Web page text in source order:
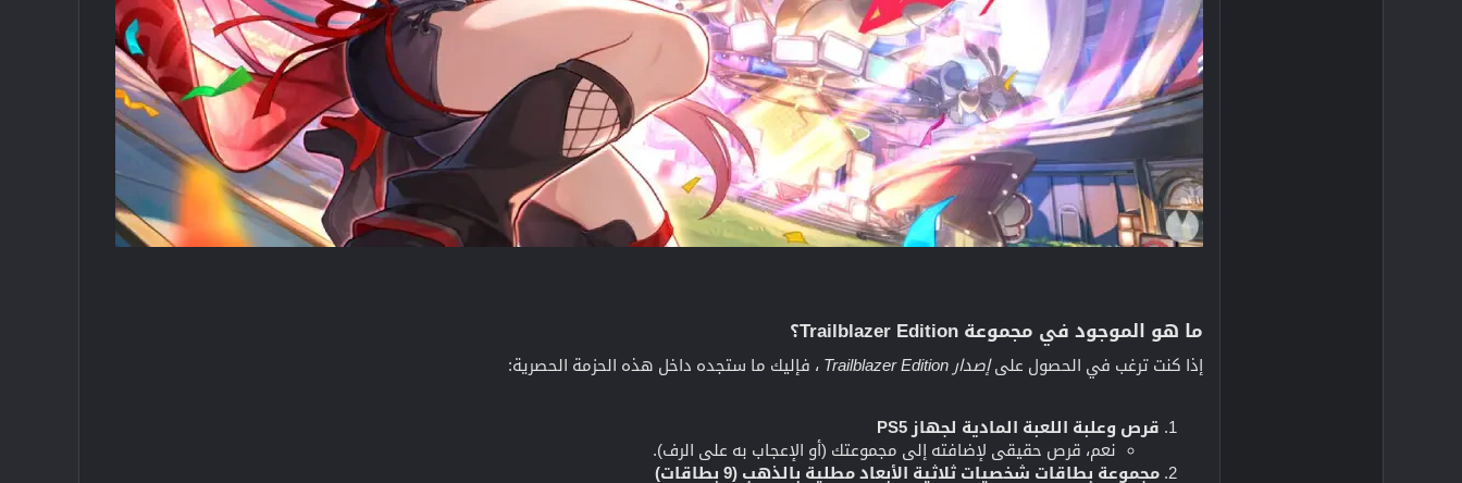
ما هو الموجود في مجموعة Trailblazer Edition؟​
إذا كنت ترغب في الحصول علىإصدار Trailblazer Edition ، فإليك ما ستجده داخل هذه الحزمة الحصرية:
قرص وعلبة اللعبة المادية لجهاز PS5
نعم، قرص حقيقي لإضافته إلى مجموعتك (أو الإعجاب به على الرف).
مجموعة بطاقات شخصيات ثلاثية الأبعاد مطلية بالذهب (9 بطاقات)